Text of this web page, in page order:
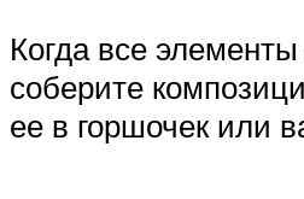
Когда все
соберите
ее в горшочек или